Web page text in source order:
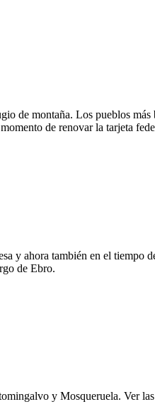
de montaña. Los pueblos
de renovar la tarjeta
y ahora también en el
de Ebro.
y Mosqueruela. Ver